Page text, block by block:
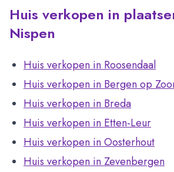
Huis verkopen in
Nispen
Huis verkopen in Roosendaal
Huis verkopen in Bergen op
Huis verkopen in Breda
Huis verkopen in Etten-Leur
Huis verkopen in Oosterhout
Huis verkopen in Zevenbergen